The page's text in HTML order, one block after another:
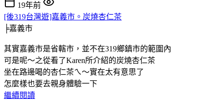
19年前
[後319台灣遊]嘉義市。炭燒杏仁茶
╞嘉義市
其實嘉義市是省轄市，並不在319鄉鎮市的範圍內
可是呢～之從看了Karen所介紹的炭燒杏仁茶
坐在路邊喝的杏仁茶ㄟ～實在太有意思了
怎麼樣也要去親身體驗一下
繼續閱讀